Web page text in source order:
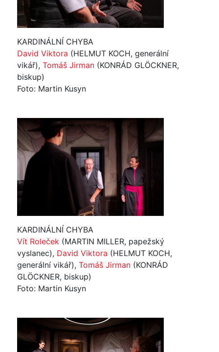
KARDINÁLNÍ CHYBA
David Viktora (HELMUT KOCH, generální
vikář), Tomáš Jirman (KONRÁD GLÖCKNER,
biskup)
Foto: Martin Kusyn
KARDINÁLNÍ CHYBA
Vít Roleček (MARTIN MILLER, papežský
vyslanec), David Viktora (HELMUT KOCH,
generální vikář), Tomáš Jirman (KONRÁD
GLÖCKNER, biskup)
Foto: Martin Kusyn